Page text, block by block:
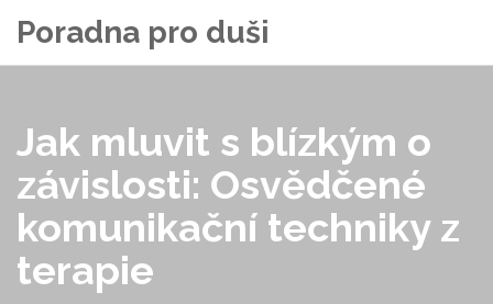
Poradna pro duši
Jak mluvit s blízkým o
závislosti: Osvědčené
komunikační techniky z
terapie